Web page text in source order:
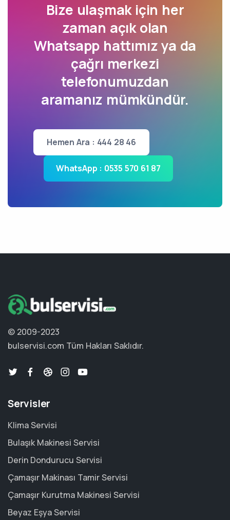
Bize ulaşmak için her
zaman açık olan
Whatsapp hattımız ya da
çağrı merkezi
telefonumuzdan
aramanız mümkündür.
Hemen Ara : 444 28 46
WhatsApp : 0535 570 61 87
© 2009-2023
bulservisi.com Tüm Hakları Saklıdır.
Servisler
Klima Servisi
Bulaşık Makinesi Servisi
Derin Dondurucu Servisi
Çamaşır Makinası Tamir Servisi
Çamaşır Kurutma Makinesi Servisi
Beyaz Eşya Servisi